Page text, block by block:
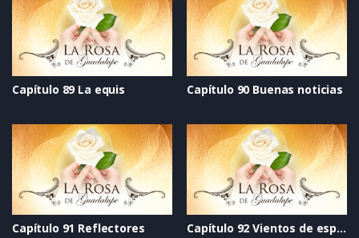
Capítulo 89 La equis Capítulo 90 Buenas noticias
Capítulo 91 Reflectores Capítulo 92 Vientos de esperanza